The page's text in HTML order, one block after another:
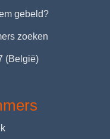
gebeld?
zoeken
(België)